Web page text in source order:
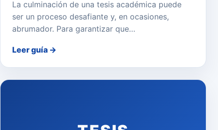
La culminación de una tesis académica puede
ser un proceso desafiante y, en ocasiones,
abrumador. Para garantizar que…
Leer guía →